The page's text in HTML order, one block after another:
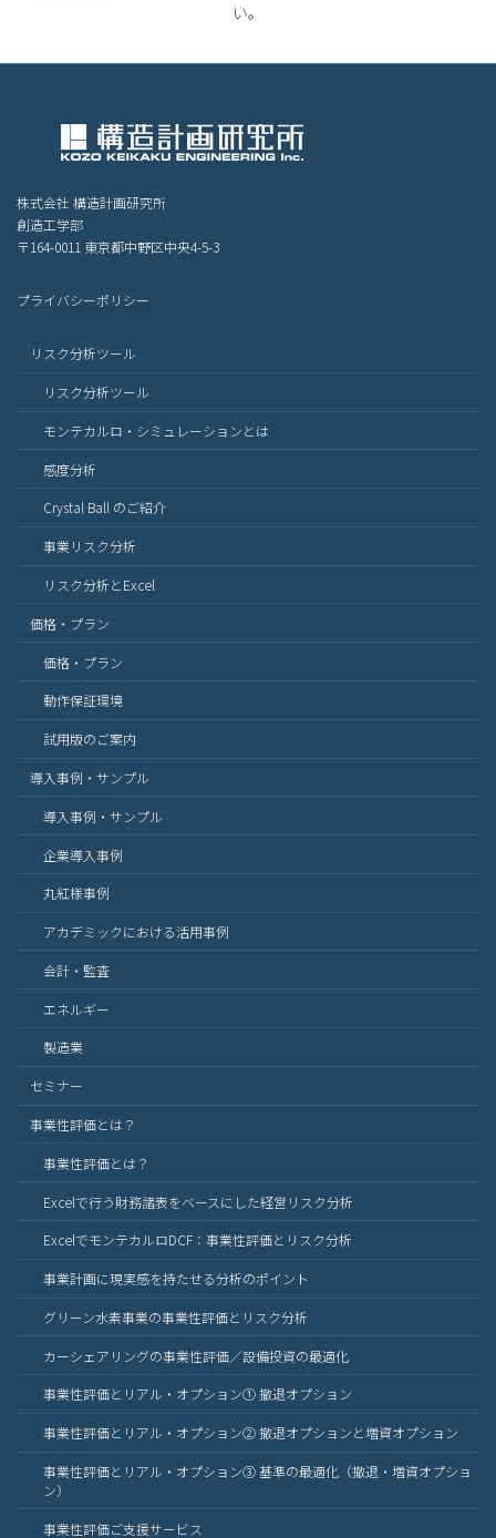
い。
株式会社 構造計画研究所
創造工学部
〒164-0011 東京都中野区中央4-5-3
プライバシーポリシー
リスク分析ツール
リスク分析ツール
モンテカルロ・シミュレーションとは
感度分析
Crystal Ball のご紹介
事業リスク分析
リスク分析とExcel
価格・プラン
価格・プラン
動作保証環境
試用版のご案内
導入事例・サンプル
導入事例・サンプル
企業導入事例
丸紅様事例
アカデミックにおける活用事例
会計・監査
エネルギー
製造業
セミナー
事業性評価とは？
事業性評価とは？
Excelで行う財務諸表をベースにした経営リスク分析
ExcelでモンテカルロDCF：事業性評価とリスク分析
事業計画に現実感を持たせる分析のポイント
グリーン水素事業の事業性評価とリスク分析
カーシェアリングの事業性評価／設備投資の最適化
事業性評価とリアル・オプション① 撤退オプション
事業性評価とリアル・オプション② 撤退オプションと増資オプション
事業性評価とリアル・オプション③ 基準の最適化（撤退・増資オプショ
ン）
事業性評価ご支援サービス